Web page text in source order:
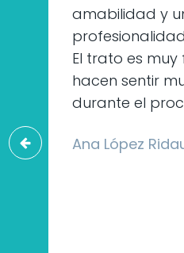
amabilidad y
El trato es
hacen sentir
durante el
Ana López